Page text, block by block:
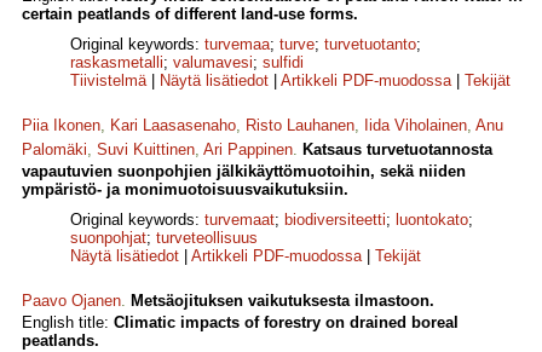
certain peatlands of different land-use forms.
Original keywords: turvemaa; turve; turvetuotanto;
raskasmetalli; valumavesi; sulfidi
Tiivistelmä| Näytä lisätiedot Artikkeli PDF-muodossa| Tekijät
Piia Ikonen, Kari Laasasenaho, Risto Lauhanen, Iida Viholainen, Anu
Palomäki, Suvi Kuittinen, Ari Pappinen. Katsaus turvetuotannosta
vapautuvien suonpohjien jälkikäyttömuotoihin, sekä niiden
ympäristö- ja monimuotoisuusvaikutuksiin.
Original keywords: turvemaat; biodiversiteetti; luontokato;
suonpohjat; turveteollisuus
Näytä lisätiedot
Artikkeli PDF-muodossa| Tekijät
Paavo Ojanen. Metsäojituksen vaikutuksesta ilmastoon.
English title: Climatic impacts of forestry on drained boreal
peatlands.